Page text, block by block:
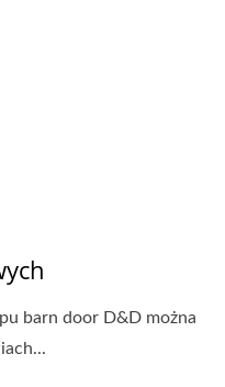
barn door D&D można